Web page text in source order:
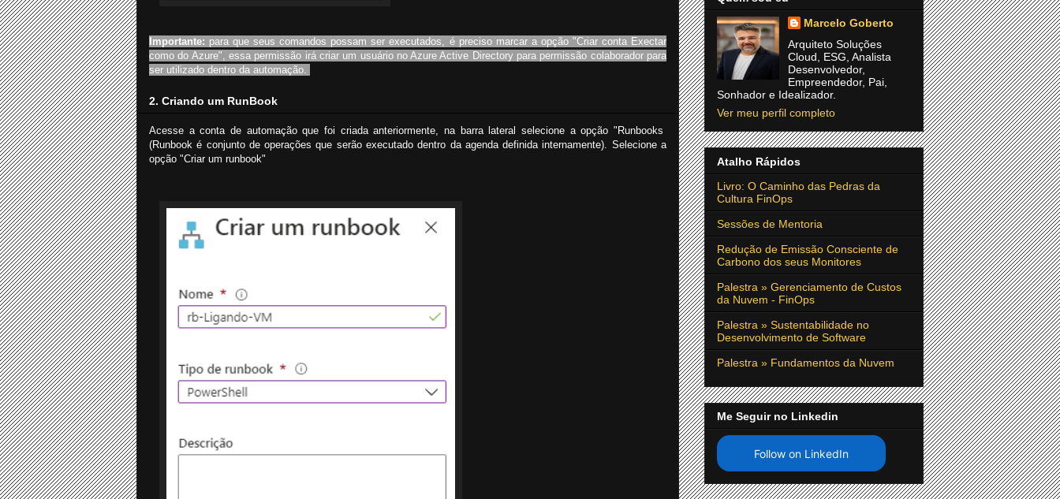
Importante: para que seus comandos possam ser executados, é preciso marcar a opção "Criar conta Exectar
como do Azure", essa permissão irá criar um usuário no Azure Active Directory para permissão colaborador para
ser utilizado dentro da automação.
2. Criando um RunBook
Acesse a conta de automação que foi criada anteriormente, na barra lateral selecione a opção "Runbooks
(Runbook é conjunto de operações que serão executado dentro da agenda definida internamente). Selecione a
opção "Criar um runbook"
Marcelo Goberto
Arquiteto Soluções
Cloud, ESG, Analista
Desenvolvedor,
Empreendedor, Pai,
Sonhador e Idealizador.
Ver meu perfil completo
Atalho Rápidos
Livro: O Caminho das Pedras da
Cultura FinOps
Sessões de Mentoria
Redução de Emissão Consciente de
Carbono dos seus Monitores
Palestra » Gerenciamento de Custos
da Nuvem - FinOps
Palestra » Sustentabilidade no
Desenvolvimento de Software
Palestra » Fundamentos da Nuvem
Me Seguir no Linkedin
Follow on LinkedIn